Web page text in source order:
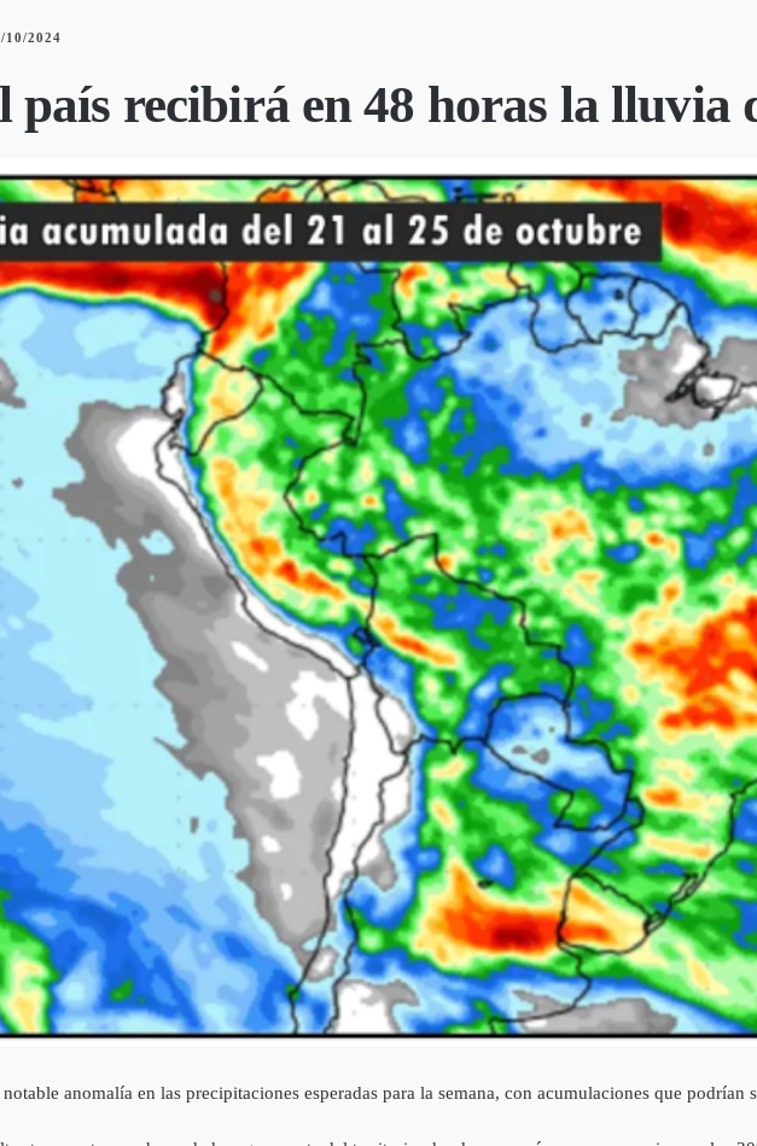
10/2024
recibirá en 48 horas la lluvia
anomalía en las precipitaciones esperadas para la semana, con acumulaciones que podrían